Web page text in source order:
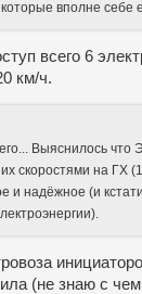
вполне себе
всего 6
км/ч.
Выяснилось что
скоростями на ГХ
и надёжное (и
(не знаю с